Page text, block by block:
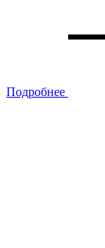
Подробнее